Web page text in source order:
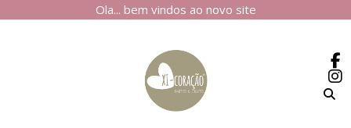
Ola... bem vindos ao novo site